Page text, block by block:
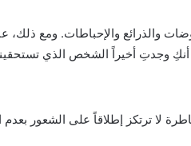
والذرائع والإحباطات. ومع ذلك،
أنكِ وجدتِ أخيراً الشخص الذي
لا ترتكز إطلاقاً على الشعور بعدم